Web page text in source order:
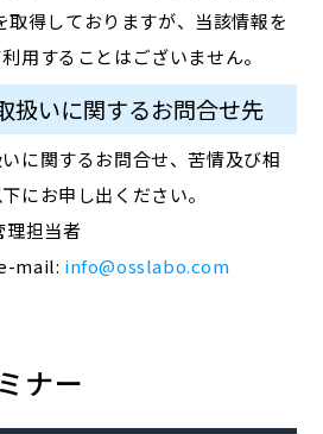
得しておりますが、当該情報を
用することはございません。
扱いに関するお問合せ先
に関するお問合せ、苦情及び相
にお申し出ください。
理担当者
mail: info@osslabo.com
ナー